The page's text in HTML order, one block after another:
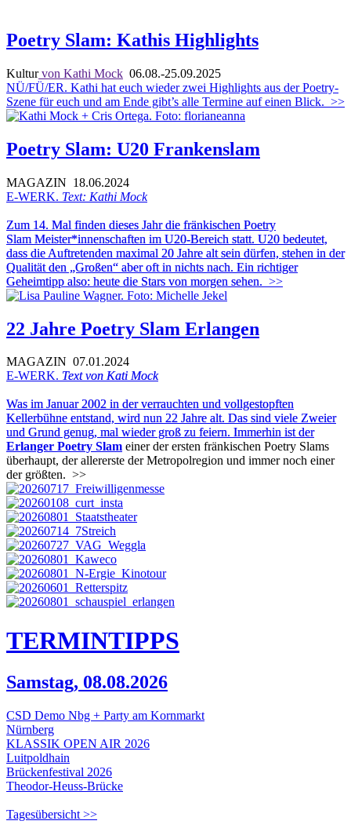
Poetry Slam: Kathis Highlights
Kulturvon Kathi Mock 06.08.-25.09.2025
NÜ/FÜ/ER. Kathi hat euch wieder zwei Highlights aus der Poetry-
Szene für euch und am Ende gibt’s alle Termine auf einen Blick. >>
Poetry Slam: U20 Frankenslam
MAGAZIN 18.06.2024
E-WERK. Text: Kathi Mock
Zum 14. Mal finden dieses Jahr die fränkischen Poetry
Slam Meister*innenschaften im U20-Bereich statt. U20 bedeutet,
dass die Auftretenden maximal 20 Jahre alt sein dürfen, stehen in der
Qualität den „Großen“ aber oft in nichts nach. Ein richtiger
Geheimtipp also: heute die Stars von morgen sehen. >>
22 Jahre Poetry Slam Erlangen
MAGAZIN 07.01.2024
E-WERK. Text von Kati Mock
Was im Januar 2002 in der verrauchten und vollgestopften
Kellerbühne entstand, wird nun 22 Jahre alt. Das sind viele Zweier
und Grund genug, mal wieder groß zu feiern. Immerhin ist der
Erlanger Poetry Slam einer der ersten fränkischen Poetry Slams
überhaupt, der allererste der Metropolregion und immer noch einer
der größten. >>
TERMINTIPPS
Samstag, 08.08.2026
CSD Demo Nbg + Party am Kornmarkt
Nürnberg
KLASSIK OPEN AIR 2026
Luitpoldhain
Brückenfestival 2026
Theodor-Heuss-Brücke
Tagesübersicht >>